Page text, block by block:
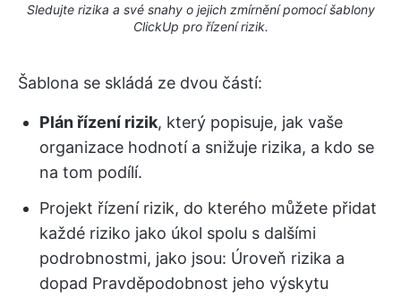
Sledujte rizika a své snahy o jejich zmírnění pomocí šablony
ClickUp pro řízení rizik.
Šablona se skládá ze dvou částí:
Plán řízení rizik, který popisuje, jak vaše
organizace hodnotí a snižuje rizika, a kdo se
na tom podílí.
Projekt řízení rizik, do kterého můžete přidat
každé riziko jako úkol spolu s dalšími
podrobnostmi, jako jsou: Úroveň rizika a
dopad Pravděpodobnost jeho výskytu